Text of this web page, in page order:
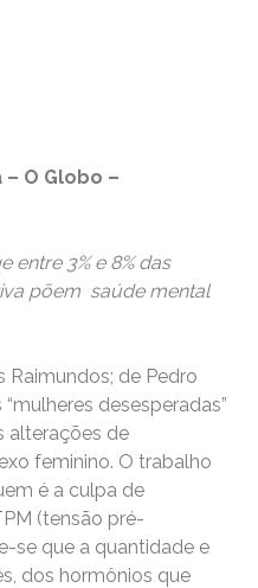
O Globo –
entre 3% e 8% das
põem saúde mental
Raimundos; de Pedro
desesperadas”
alterações de
feminino. O trabalho
é a culpa de
(tensão pré-
se que a quantidade e
dos hormônios que